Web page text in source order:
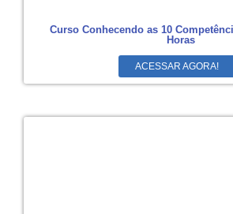
Curso Conhecendo as 10
Horas
ACESSAR AGORA!